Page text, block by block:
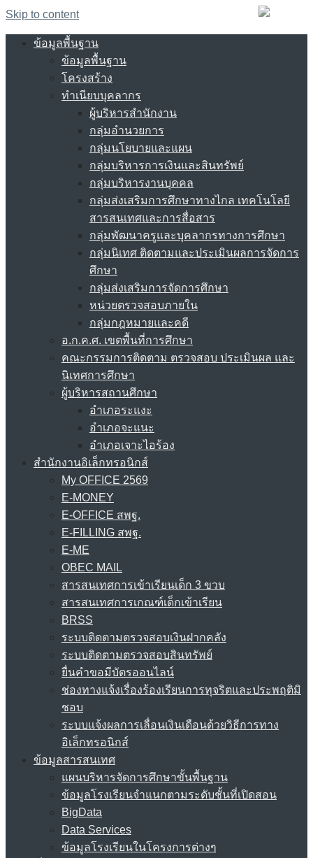
Skip to content
ข้อมูลพื้นฐาน
ข้อมูลพื้นฐาน
โครงสร้าง
ทำเนียบบุคลากร
ผู้บริหารสำนักงาน
กลุ่มอำนวยการ
กลุ่มนโยบายและแผน
กลุ่มบริหารการเงินและสินทรัพย์
กลุ่มบริหารงานบุคคล
กลุ่มส่งเสริมการศึกษาทางไกล เทคโนโลยี
สารสนเทศและการสื่อสาร
กลุ่มพัฒนาครูและบุคลากรทางการศึกษา
กลุ่มนิเทศ ติดตามและประเมินผลการจัดการ
ศึกษา
กลุ่มส่งเสริมการจัดการศึกษา
หน่วยตรวจสอบภายใน
กลุ่มกฎหมายและคดี
อ.ก.ค.ศ. เขตพื้นที่การศึกษา
คณะกรรมการติดตาม ตรวจสอบ ประเมินผล และ
นิเทศการศึกษา
ผู้บริหารสถานศึกษา
อำเภอระแงะ
อำเภอจะแนะ
อำเภอเจาะไอร้อง
สำนักงานอิเล็กทรอนิกส์
My OFFICE 2569
E-MONEY
E-OFFICE สพฐ.
E-FILLING สพฐ.
E-ME
OBEC MAIL
สารสนเทศการเข้าเรียนเด็ก 3 ขวบ
สารสนเทศการเกณฑ์เด็กเข้าเรียน
BRSS
ระบบติดตามตรวจสอบเงินฝากคลัง
ระบบติดตามตรวจสอบสินทรัพย์
ยื่นคำขอมีบัตรออนไลน์
ช่องทางแจ้งเรื่องร้องเรียนการทุจริตและประพฤติมิ
ชอบ
ระบบแจ้งผลการเลื่อนเงินเดือนด้วยวิธีการทาง
อิเล็กทรอนิกส์
ข้อมูลสารสนเทศ
แผนบริหารจัดการศึกษาขั้นพื้นฐาน
ข้อมูลโรงเรียนจำแนกตามระดับชั้นที่เปิดสอน
BigData
Data Services
ข้อมูลโรงเรียนในโครงการต่างๆ